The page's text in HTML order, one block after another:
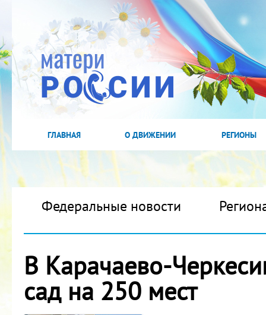
ГЛАВНАЯ О ДВИЖЕНИИ РЕГИОНЫ
Федеральные новости
В Карачаево-
сад на 250 мест